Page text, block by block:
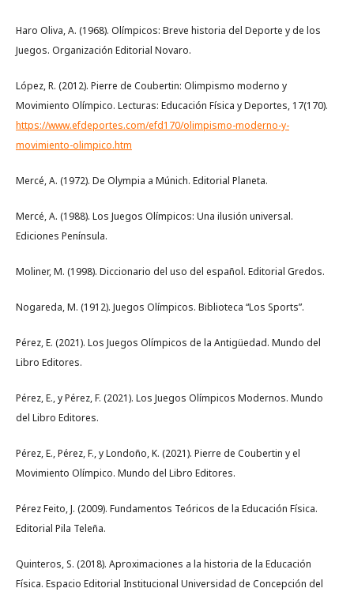
Haro Oliva, A. (1968). Olímpicos: Breve historia del Deporte y de los
Juegos. Organización Editorial Novaro.
López, R. (2012). Pierre de Coubertin: Olimpismo moderno y
Movimiento Olímpico. Lecturas: Educación Física y Deportes, 17(170).
https://www.efdeportes.com/efd170/olimpismo-moderno-y-
movimiento-olimpico.htm
Mercé, A. (1972). De Olympia a Múnich. Editorial Planeta.
Mercé, A. (1988). Los Juegos Olímpicos: Una ilusión universal.
Ediciones Península.
Moliner, M. (1998). Diccionario del uso del español. Editorial Gredos.
Nogareda, M. (1912). Juegos Olímpicos. Biblioteca “Los Sports”.
Pérez, E. (2021). Los Juegos Olímpicos de la Antigüedad. Mundo del
Libro Editores.
Pérez, E., y Pérez, F. (2021). Los Juegos Olímpicos Modernos. Mundo
del Libro Editores.
Pérez, E., Pérez, F., y Londoño, K. (2021). Pierre de Coubertin y el
Movimiento Olímpico. Mundo del Libro Editores.
Pérez Feito, J. (2009). Fundamentos Teóricos de la Educación Física.
Editorial Pila Teleña.
Quinteros, S. (2018). Aproximaciones a la historia de la Educación
Física. Espacio Editorial Institucional Universidad de Concepción del